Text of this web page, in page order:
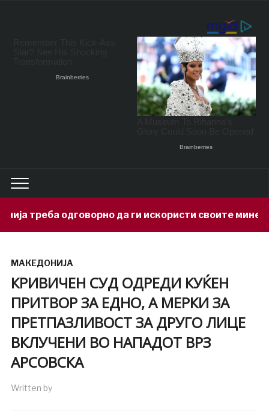
да ги искористи своите минерални богатства
МАКЕДОНИЈА
КРИВИЧЕН СУД ОДРЕДИ КУЌЕН
ПРИТВОР ЗА ЕДНО, А МЕРКИ ЗА
ПРЕТПАЗЛИВОСТ ЗА ДРУГО ЛИЦЕ
ВКЛУЧЕНИ ВО НАПАДОТ ВРЗ
АРСОВСКА
Written by